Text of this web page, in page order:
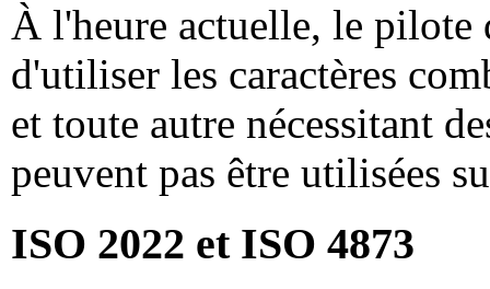
À l'heure actuelle, le pilote
d'utiliser les caractères
et toute autre nécessitant
peuvent pas être utilisées
ISO 2022 et ISO 4873